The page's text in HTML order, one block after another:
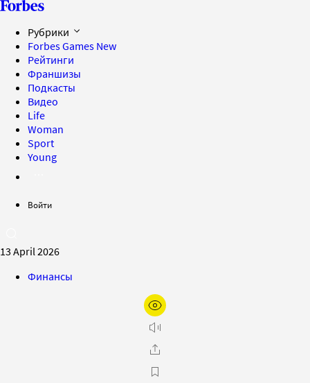
Рубрики
Forbes Games New
Рейтинги
Франшизы
Подкасты
Видео
Life
Woman
Sport
Young
Войти
13 April 2026
Финансы